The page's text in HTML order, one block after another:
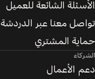
الأسئلة الشائعة للعميل
تواصل معنا عبر الدردشة
حماية المشتري
الشركاء
دعم الأعمال